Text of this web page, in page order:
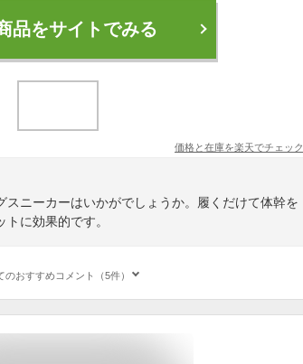
品をサイトでみる
価格と在庫を楽天でチェック
スニーカーはいかがでしょうか。履くだけて体幹を
に効果的です。
のおすすめコメント（5件）